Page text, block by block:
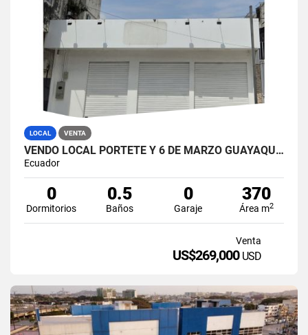
LOCAL VENTA
VENDO LOCAL PORTETE Y 6 DE MARZO GUAYAQUIL (SAMIB)
Ecuador
0
Dormitorios
0.5
Baños
0
Garaje
370
Área m2
Venta
US$269,000 USD